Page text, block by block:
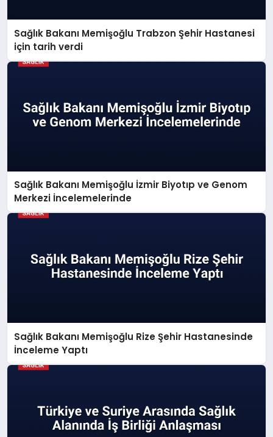
Sağlık Bakanı Memişoğlu Trabzon Şehir Hastanesi
için tarih verdi
Sağlık Bakanı Memişoğlu İzmir Biyotıp ve Genom
Merkezi İncelemelerinde
Sağlık Bakanı Memişoğlu Rize Şehir Hastanesinde
İnceleme Yaptı